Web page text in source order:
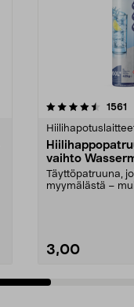
1561
vaihto
Täyttöpatruuna,
myymälästä –
3,00